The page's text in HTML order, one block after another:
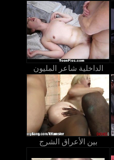
الداخلية شاعر المليون
بين الأعراق الشرج